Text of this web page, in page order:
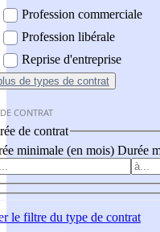
Profession commerciale
Profession libérale
Reprise d'entreprise
de types de contrat
CONTRAT
de contrat
minimale (en mois) Durée
le filtre du type de contrat